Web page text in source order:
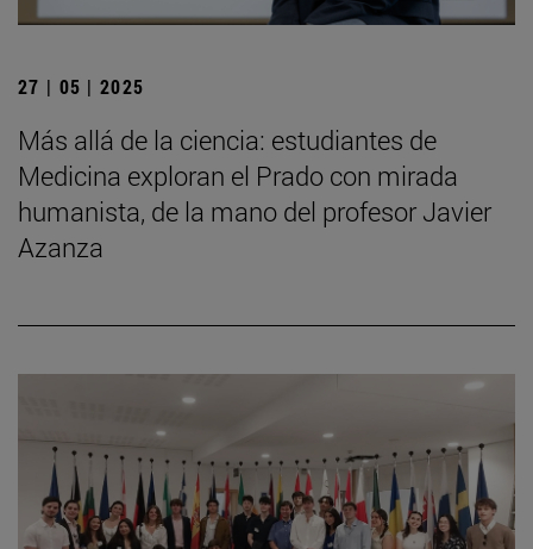
27 | 05 | 2025
Más allá de la ciencia: estudiantes de
Medicina exploran el Prado con mirada
humanista, de la mano del profesor Javier
Azanza